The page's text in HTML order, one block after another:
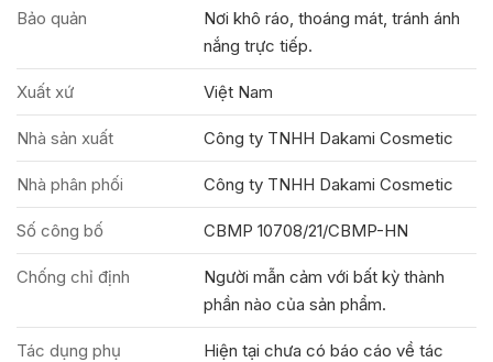
Bảo quản
Nơi khô ráo, thoáng mát, tránh ánh
nắng trực tiếp.
Xuất xứ Việt Nam
Nhà sản xuất Công ty TNHH Dakami Cosmetic
Nhà phân phối Công ty TNHH Dakami Cosmetic
Số công bố CBMP 10708/21/CBMP-HN
Chống chỉ định
Người mẫn cảm với bất kỳ thành
phần nào của sản phẩm.
Tác dụng phụ
Hiện tại chưa có báo cáo về tác